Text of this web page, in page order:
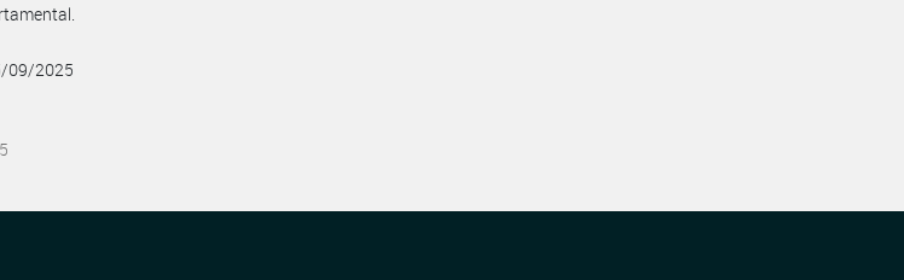
09/2025